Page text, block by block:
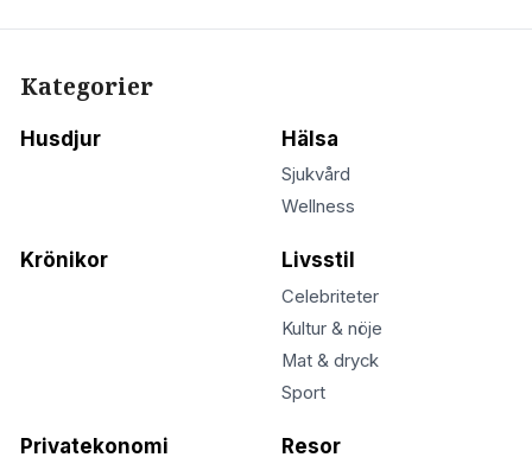
Kategorier
Husdjur Hälsa
Sjukvård
Wellness
Krönikor Livsstil
Celebriteter
Kultur & nöje
Mat & dryck
Sport
Privatekonomi Resor